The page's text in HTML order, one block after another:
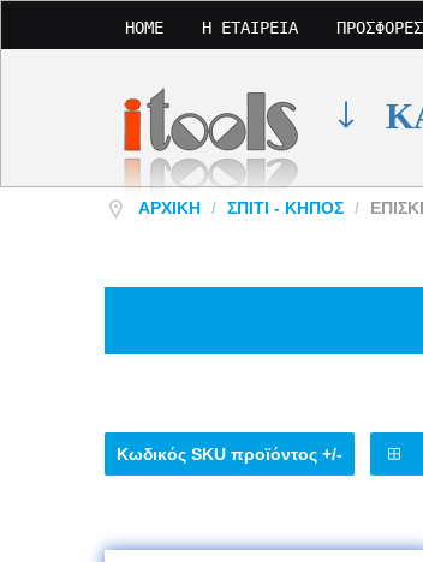
HOME Η ΕΤΑΙΡΕΊΑ ΠΡΟΣΦΟΡΈΣ
ΑΡΧΙΚΉ / ΣΠΊΤΙ - ΚΉΠΟΣ /
Κωδικός SKU προϊόντος +/-